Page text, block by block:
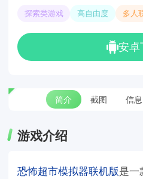
探索类游戏 高自由度 多人
安卓
简介 截图 信息
游戏介绍
恐怖超市模拟器联机版是一